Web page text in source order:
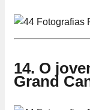
14. O
Grand